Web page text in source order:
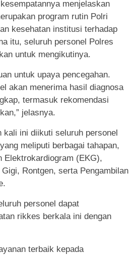
menjelaskan
program rutin Polri
kesehatan institusi terhadap
itu, seluruh personel Polres
untuk mengikutinya.
untuk upaya pencegahan.
akan menerima hasil diagnosa
termasuk rekomendasi
jelasnya.
kali ini diikuti seluruh personel
meliputi berbagai tahapan,
Elektrokardiogram (EKG),
Rontgen, serta Pengambilan
personel dapat
rikkes berkala ini dengan
terbaik kepada